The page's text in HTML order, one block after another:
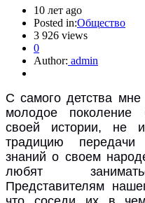
10 лет ago
Posted in:Общество
3 926 views
0
Author: admin
С самого детства
молодое поколение
своей истории, не
традицию
знаний о своем
любят
Представителям